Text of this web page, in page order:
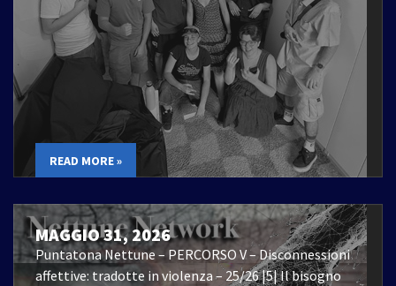
READ MORE »
MAGGIO 31, 2026
Puntatona Nettune – PERCORSO V – Disconnessioni
affettive: tradotte in violenza – 25/26 |5| Il bisogno